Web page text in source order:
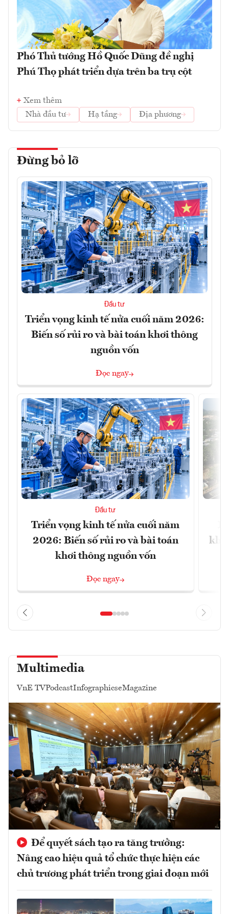
Phó Thủ tướng Hồ Quốc Dũng đề nghị
Phú Thọ phát triển dựa trên ba trụ cột
Xem thêm
Nhà đầu tư
Hạ tầng Địa phương
Đừng bỏ lỡ
Đầu tư
Triển vọng kinh tế nửa cuối năm 2026:
Biến số rủi ro và bài toán khơi thông
nguồn vốn
Đọc ngay
Đầu tư
Triển vọng kinh tế nửa cuối năm
2026: Biến số rủi ro và bài toán
khơi thông nguồn vốn
Đọc ngay
Multimedia
VnE TVPodcastInfographicseMagazine
Để quyết sách tạo ra tăng trưởng:
Nâng cao hiệu quả tổ chức thực hiện các
chủ trương phát triển trong giai đoạn mới